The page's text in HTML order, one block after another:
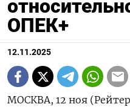
ОПЕК+
12.11.2025
МОСКВА, 12 ноя